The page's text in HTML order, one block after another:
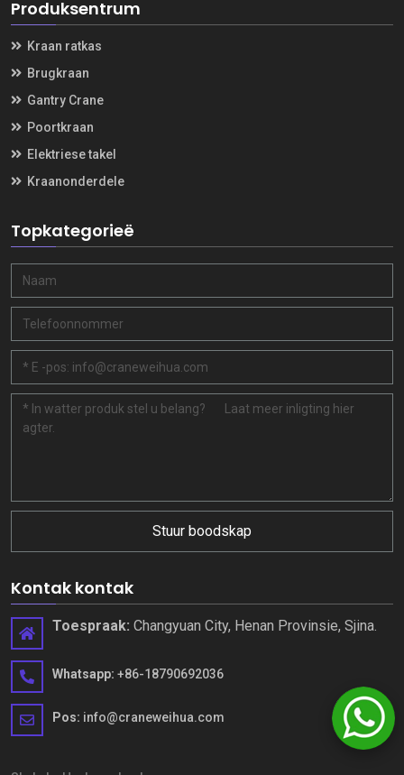
Produksentrum
Kraan ratkas
Brugkraan
Gantry Crane
Poortkraan
Elektriese takel
Kraanonderdele
Topkategorieë
Stuur boodskap
Kontak kontak
Toespraak: Changyuan City, Henan Provinsie, Sjina.
Whatsapp: +86-18790692036
Pos: info@craneweihua.com